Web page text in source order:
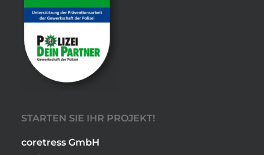
STARTEN SIE IHR PROJEKT!
coretress GmbH